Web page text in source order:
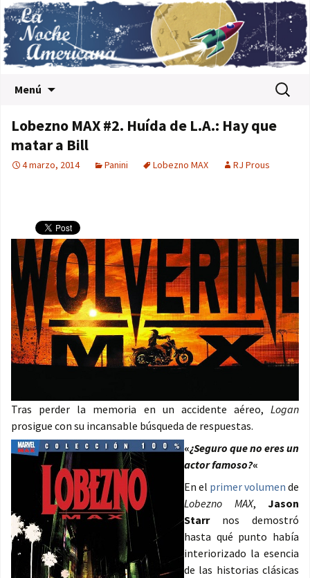
Menú Buscar:
Lobezno MAX #2. Huída de L.A.: Hay que
matar a Bill
4 marzo, 2014 Panini Lobezno MAX RJ Prous
Tras perder la memoria en un accidente aéreo, Logan
prosigue con su incansable búsqueda de respuestas.
«¿Seguro que no eres un
actor famoso?«
En el primer volumen de
Lobezno MAX, Jason
Starr nos demostró
hasta qué punto había
interiorizado la esencia
de las historias clásicas